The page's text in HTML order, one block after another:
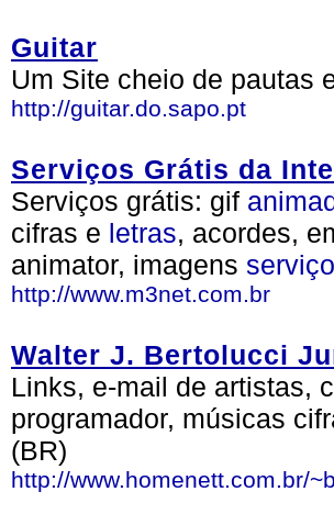
Guitar
Um Site cheio de pautas
http://guitar.do.sapo.pt
Serviços Grátis da
Serviços grátis: gif
cifras e letras, acordes,
animator, imagens
http://www.m3net.com.br
Walter J. Bertolucci
Links, e-mail de artistas,
programador, músicas
(BR)
http://www.homenett.com.br/